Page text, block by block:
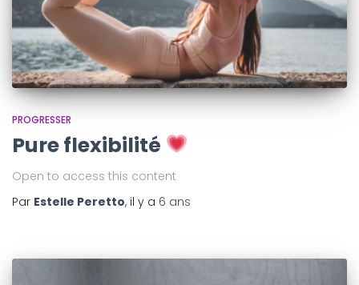
PROGRESSER
Pure flexibilité
Open to access this content
Par Estelle Peretto, il y a 6 ans